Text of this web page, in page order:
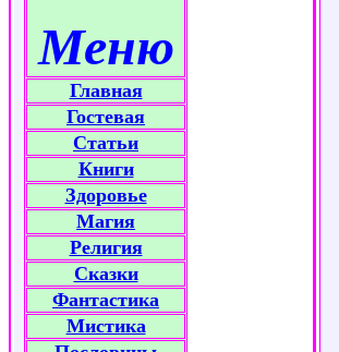
Меню
Главная
Гостевая
Статьи
Книги
Здоровье
Магия
Религия
Сказки
Фантастика
Мистика